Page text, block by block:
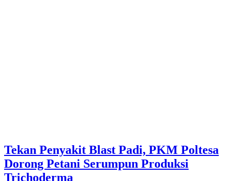
Tekan Penyakit Blast Padi, PKM Poltesa
Dorong Petani Serumpun Produksi
Trichoderma